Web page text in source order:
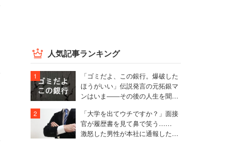
人気記事ランキング
「ゴミだよ、この銀行。爆破した
ほうがいい」伝説発言の元拓銀マ
ンはいま――その後の人生を聞い
「大学を出てウチですか？」面接
官が履歴書を見て鼻で笑う……
激怒した男性が本社に通報した結